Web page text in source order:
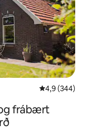
4,9 af 5 í
4,9 (344)
frábært